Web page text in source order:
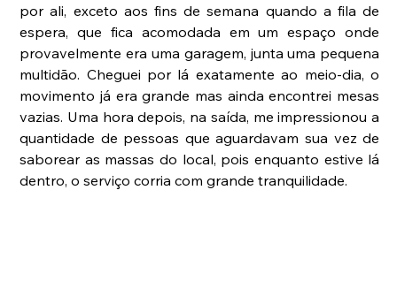
por ali, exceto aos fins de semana quando a fila de
espera, que fica acomodada em um espaço onde
provavelmente era uma garagem, junta uma pequena
multidão. Cheguei por lá exatamente ao meio-dia, o
movimento já era grande mas ainda encontrei mesas
vazias. Uma hora depois, na saída, me impressionou a
quantidade de pessoas que aguardavam sua vez de
saborear as massas do local, pois enquanto estive lá
dentro, o serviço corria com grande tranquilidade.